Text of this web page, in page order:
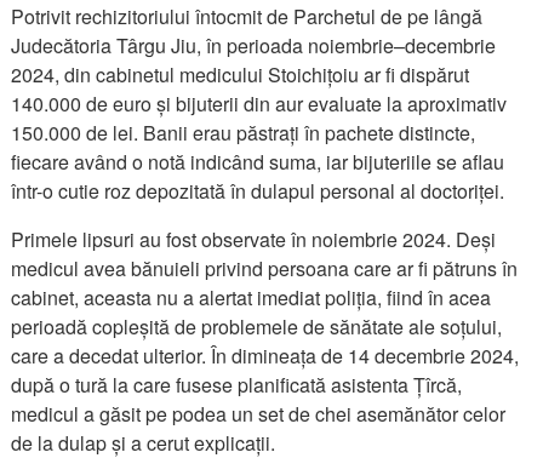
Potrivit rechizitoriului întocmit de Parchetul de pe lângă
Judecătoria Târgu Jiu, în perioada noiembrie–decembrie
2024, din cabinetul medicului Stoichițoiu ar fi dispărut
140.000 de euro și bijuterii din aur evaluate la aproximativ
150.000 de lei. Banii erau păstrați în pachete distincte,
fiecare având o notă indicând suma, iar bijuteriile se aflau
într-o cutie roz depozitată în dulapul personal al doctoriței.
Primele lipsuri au fost observate în noiembrie 2024. Deși
medicul avea bănuieli privind persoana care ar fi pătruns în
cabinet, aceasta nu a alertat imediat poliția, fiind în acea
perioadă copleșită de problemele de sănătate ale soțului,
care a decedat ulterior. În dimineața de 14 decembrie 2024,
după o tură la care fusese planificată asistenta Țîrcă,
medicul a găsit pe podea un set de chei asemănător celor
de la dulap și a cerut explicații.